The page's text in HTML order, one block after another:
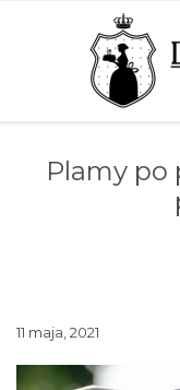
Plamy po
11 maja, 2021